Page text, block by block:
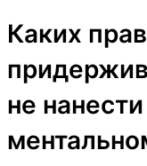
Каких
не